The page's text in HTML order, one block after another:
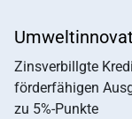
Zinsverbillgte
förderfähigen
zu 5%-Punkte